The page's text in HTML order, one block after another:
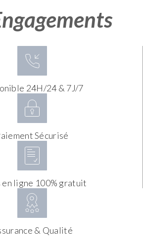
24H/24 & 7J/7
Sécurisé
en ligne 100% gratuit
& Qualité